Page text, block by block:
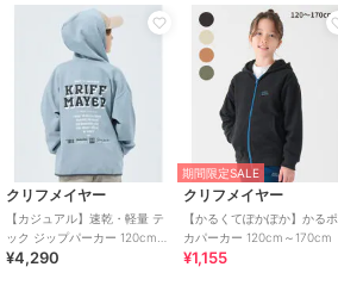
クリフメイヤー
【カジュアル】速乾・軽量 テ
ック ジップパーカー 120cm～
170cm
¥4,290
期間限定SALE
クリフメイヤー
【かるくてぽかぽか】かるポ
カパーカー 120cm～170cm
¥1,155